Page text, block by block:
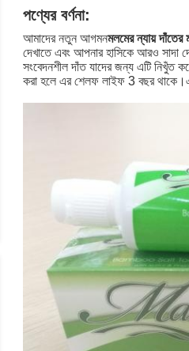
পণ্যের বর্ণনা:
আমাদের নতুন আগমনমলমের ন্যায় দাঁতের
দেখাতে এবং আপনার হাসিকে আরও সাদা
সংবেদনশীল দাঁত যাদের জন্য এটি
করা হলে এর শেলফ লাইফ 3 বছর